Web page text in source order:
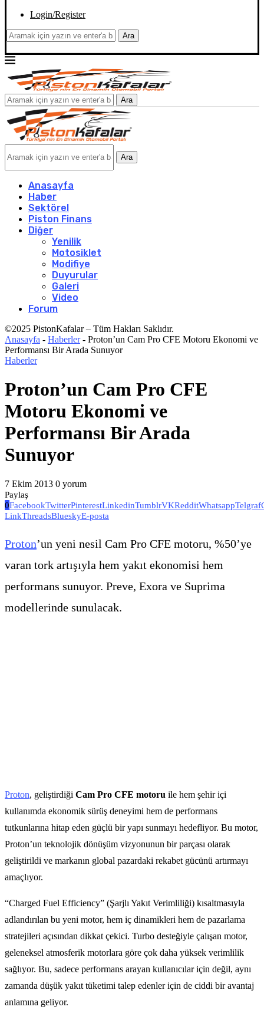
Login/Register
Ara
Ara
Ara
Anasayfa
Haber
Sektörel
Piston Finans
Diğer
Yenilik
Motosiklet
Modifiye
Duyurular
Galeri
Video
Forum
©2025 PistonKafalar – Tüm Hakları Saklıdır.
Anasayfa - Haberler- Proton’un Cam Pro CFE Motoru Ekonomi ve
Performansı Bir Arada Sunuyor
Haberler
Proton’un Cam Pro CFE
Motoru Ekonomi ve
Performansı Bir Arada
Sunuyor
7 Ekim 2013 0 yorum
Paylaş
0FacebookTwitterPinterestLinkedinTumblrVKRedditWhatsappTelgraf
LinkThreadsBlueskyE-posta
Proton’un yeni nesil Cam Pro CFE motoru, %50’ye
varan tork artışıyla hem yakıt ekonomisi hem
performans sunuyor. Preve, Exora ve Suprima
modellerinde sunulacak.
Proton, geliştirdiği Cam Pro CFE motoru ile hem şehir içi
kullanımda ekonomik sürüş deneyimi hem de performans
tutkunlarına hitap eden güçlü bir yapı sunmayı hedefliyor. Bu motor,
Proton’un teknolojik dönüşüm vizyonunun bir parçası olarak
geliştirildi ve markanın global pazardaki rekabet gücünü artırmayı
amaçlıyor.
“Charged Fuel Efficiency” (Şarjlı Yakıt Verimliliği) kısaltmasıyla
adlandırılan bu yeni motor, hem iç dinamikleri hem de pazarlama
stratejileri açısından dikkat çekici. Turbo desteğiyle çalışan motor,
geleneksel atmosferik motorlara göre çok daha yüksek verimlilik
sağlıyor. Bu, sadece performans arayan kullanıcılar için değil, aynı
zamanda düşük yakıt tüketimi talep edenler için de ciddi bir avantaj
anlamına geliyor.